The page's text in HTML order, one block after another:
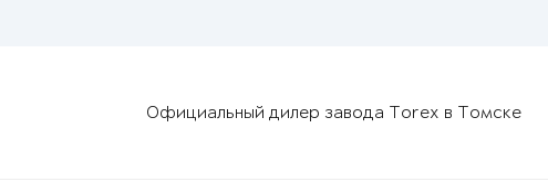
Официальный дилер завода Torex в Томске